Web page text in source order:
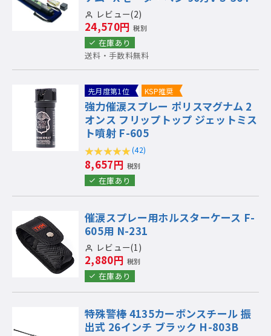
レビュー(2)
24,570円 税別
在庫あり
送料・手数料無料
先月度第1位 KSP推奨
強力催涙スプレー ポリスマグナム 2
オンス フリップトップ ジェットミス
ト噴射 F-605
(42)
8,657円 税別
在庫あり
催涙スプレー用ホルスターケース F-
605用 N-231
レビュー(1)
2,880円 税別
在庫あり
特殊警棒 4135カーボンスチール 振
出式 26インチ ブラック H-803B